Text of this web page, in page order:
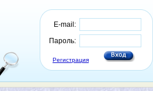
E-mail:
Пароль:
Регистрация